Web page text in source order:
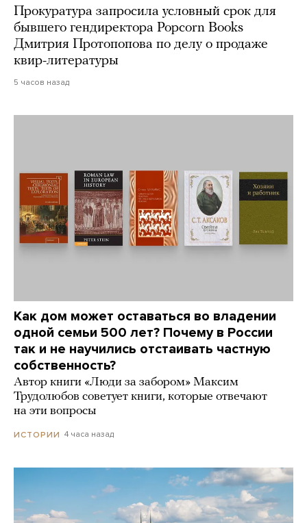
Прокуратура запросила условный срок для
бывшего гендиректора Popcorn Books
Дмитрия Протопопова по делу о продаже
квир-литературы
5 часов назад
Как дом может оставаться во владении
одной семьи 500 лет? Почему в России
так и не научились отстаивать частную
собственность?
Автор книги «Люди за забором» Максим
Трудолюбов советует книги, которые отвечают
на эти вопросы
ИСТОРИИ 4 часа назад